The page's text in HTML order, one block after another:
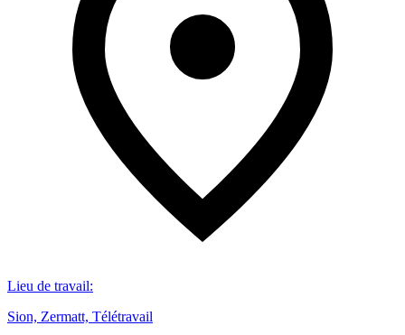
Lieu de travail:
Sion, Zermatt, Télétravail